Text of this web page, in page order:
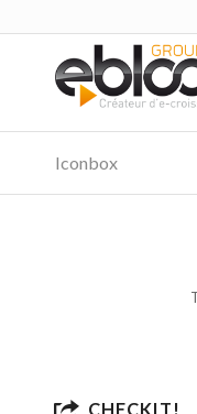
Iconbox
CHECKIT!